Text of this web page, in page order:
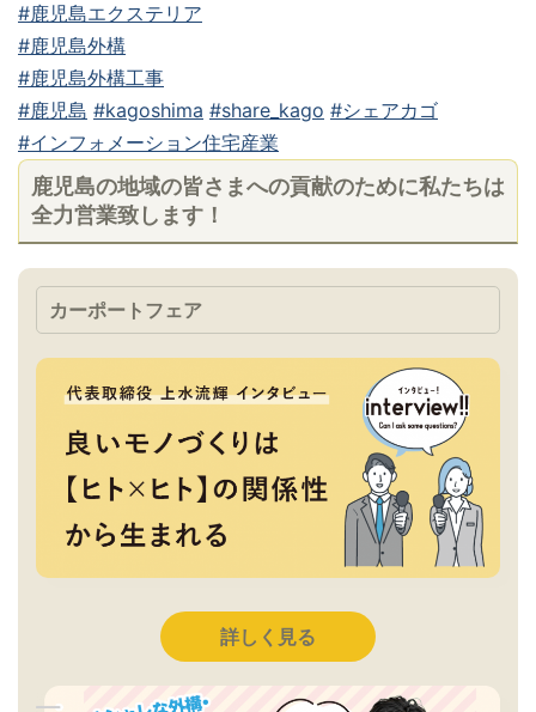
#鹿児島エクステリア
#鹿児島外構
#鹿児島外構工事
#鹿児島 #kagoshima #share_kago #シェアカゴ
#インフォメーション住宅産業
鹿児島の地域の皆さまへの貢献のために私たちは
全力営業致します！
カーポートフェア
詳しく見る